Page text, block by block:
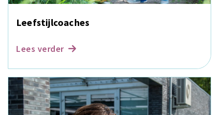
Leefstijlcoaches
Lees verder